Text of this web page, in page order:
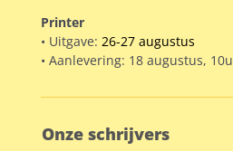
Printer
• Uitgave: 26-27 augustus
• Aanlevering: 18 augustus, 10u
Onze schrijvers